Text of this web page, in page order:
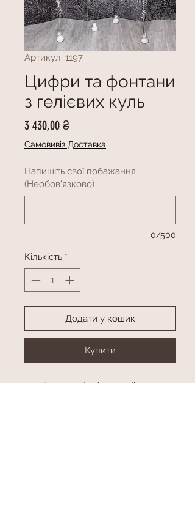
Артикул: 1197
Цифри та фонтани
з гелієвих куль
3 430,00 ₴Ціна
Самовивіз Доставка
Напишіть свої побажання
(Необов'язково)
0/500
Кількість *
Додати у кошик
Купити
2 цифри з гелієм(метрові)